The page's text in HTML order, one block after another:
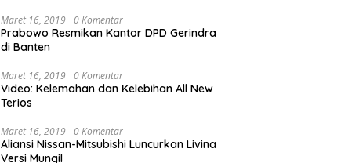
Maret 16, 2019 0 Komentar
Prabowo Resmikan Kantor DPD Gerindra
di Banten
Maret 16, 2019 0 Komentar
Video: Kelemahan dan Kelebihan All New
Terios
Maret 16, 2019 0 Komentar
Aliansi Nissan-Mitsubishi Luncurkan Livina
Versi Mungil